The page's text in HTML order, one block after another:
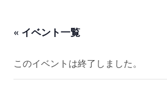
« イベント一覧
このイベントは終了しました。